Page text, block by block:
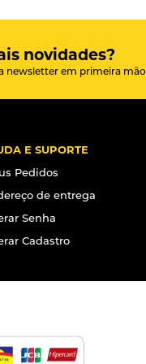
novidades?
newsletter em primeira mão
E SUPORTE
Pedidos
de entrega
Senha
Cadastro